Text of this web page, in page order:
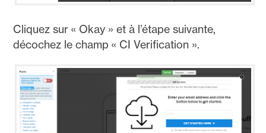
Cliquez sur « Okay » et à l’étape suivante,
décochez le champ « CI Verification ».